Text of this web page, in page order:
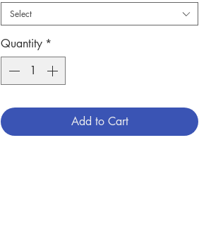
天主改變那些傷害我們的環境，那麼天主的力
量便會顯露……那一天，他們為自己的種種情
況感謝讚美主，到傍晚時，他們感到一股新的
激動及期待……數週內，吉明的父親已承認自
己酗酒的問題，祈求耶穌基督的助佑，過後，
他完全被治癒了。他現在與他的家人一起向別
明對我說：『你想想，三十年來，我們祈求天
主改變爸爸。我們只用了一天的時間為我們的
Select
Quantity *
Add to Cart